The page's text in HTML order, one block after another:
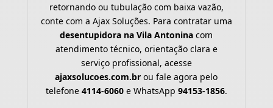
retornando ou tubulação com baixa vazão,
conte com a Ajax Soluções. Para contratar uma
desentupidora na Vila Antonina com
atendimento técnico, orientação clara e
serviço profissional, acesse
ajaxsolucoes.com.br ou fale agora pelo
telefone 4114-6060e WhatsApp 94153-1856.